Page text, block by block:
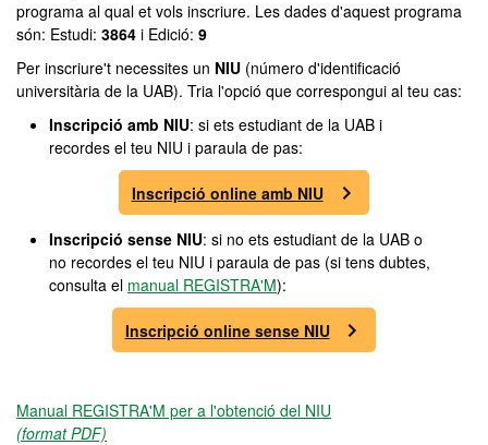
programa al qual et vols inscriure. Les dades d'aquest programa
són: Estudi: 3864 i Edició: 9
Per inscriure't necessites un NIU (número d'identificació
universitària de la UAB). Tria l'opció que correspongui al teu cas:
Inscripció amb NIU: si ets estudiant de la UAB i
recordes el teu NIU i paraula de pas:
Inscripció online amb NIU
Inscripció sense NIU: si no ets estudiant de la UAB o
no recordes el teu NIU i paraula de pas (si tens dubtes,
consulta el manual REGISTRA'M):
Inscripció online sense NIU
Manual REGISTRA'M per a l'obtenció del NIU
(format PDF)